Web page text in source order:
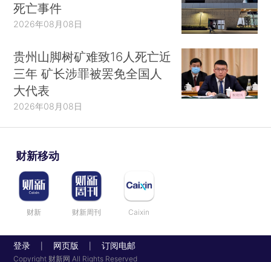
死亡事件
2026年08月08日
贵州山脚树矿难致16人死亡近
三年 矿长涉罪被罢免全国人
大代表
2026年08月08日
财新移动
财新 财新周刊 Caixin
登录 网页版 订阅电邮
Copyright 财新网 All Rights Reserved